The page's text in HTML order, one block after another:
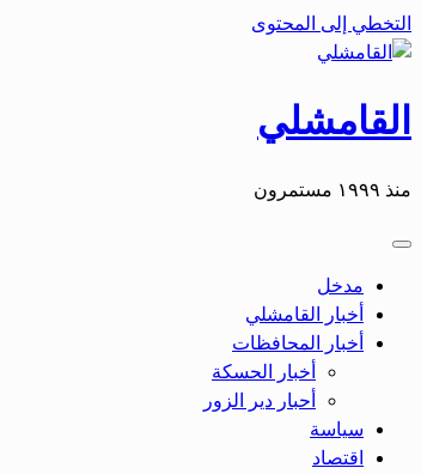
التخطي إلى المحتوى
القامشلي
منذ ١٩٩٩ مستمرون
مدخل
أخبار القامشلي
أخبار المحافظات
أخبار الحسكة
أحبار دير الزور
سياسة
اقتصاد